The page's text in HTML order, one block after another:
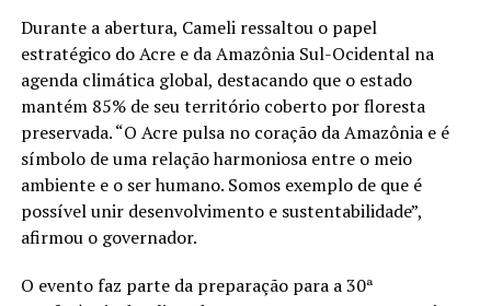
Durante a abertura, Cameli ressaltou o papel
estratégico do Acre e da Amazônia Sul-Ocidental na
agenda climática global, destacando que o estado
mantém 85% de seu território coberto por floresta
preservada. “O Acre pulsa no coração da Amazônia e é
símbolo de uma relação harmoniosa entre o meio
ambiente e o ser humano. Somos exemplo de que é
possível unir desenvolvimento e sustentabilidade”,
afirmou o governador.
O evento faz parte da preparação para a 30ª